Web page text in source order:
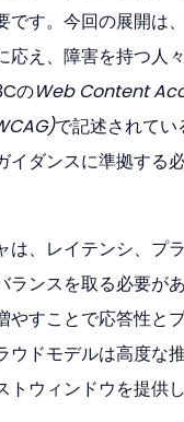
です。今回の展開は
応え、障害を持つ人
のWeb Content
で記述されてい
イダンスに準拠する
は、レイテンシ、プラ
ランスを取る必要が
やすことで応答性と
ウドモデルは高度な
トウィンドウを提供し